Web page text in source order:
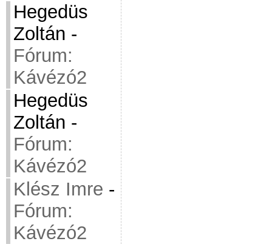
Hegedüs
Zoltán -
Fórum:
Kávézó2
Hegedüs
Zoltán -
Fórum:
Kávézó2
Klész Imre -
Fórum:
Kávézó2